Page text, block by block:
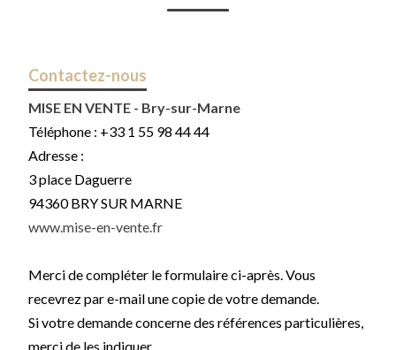
Contactez-nous
MISE EN VENTE - Bry-sur-Marne
Téléphone : +33 1 55 98 44 44
Adresse :
3 place Daguerre
94360 BRY SUR MARNE
www.mise-en-vente.fr
Merci de compléter le formulaire ci-après. Vous
recevrez par e-mail une copie de votre demande.
Si votre demande concerne des références particulières,
merci de les indiquer.